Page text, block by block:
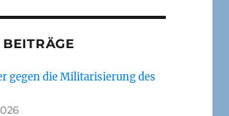
gegen die Militarisierung des